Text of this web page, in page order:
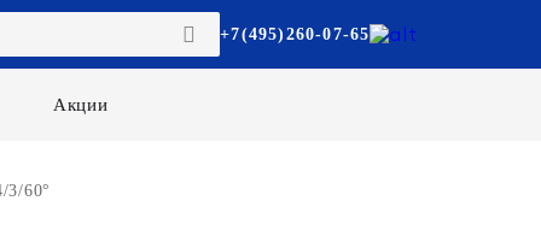
+7(495)260-07-65
Акции
3/60°